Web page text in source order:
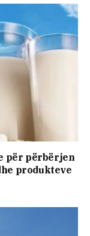
për përbërjen
produkteve